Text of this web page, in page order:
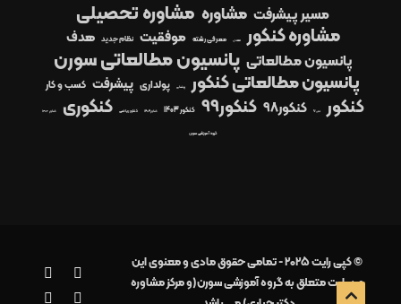
مسیر پیشرفت مشاوره مشاوره تحصیلی
مشاوره کنکور
معدل معرفی رشته موفقیت نظام جدید هدف
پانسیون مطالعاتی پانسیون مطالعاتی سورن
پانسیون مطالعاتی کنکور پزشکی پولداری پیشرفت کسب و کار
کنکور کنکور97 کنکور98 کنکور99 کنکور 1403 کنکور1404 کنکور ریاضی کنکوری کنکور ۱۴۰۲
گروه آموزشی سورن
© کپی رایت 2025 - تمامی حقوق مادی و معنوی این
وبسایت متعلق به گروه آموزشی سورن(و مرکز مشاوره